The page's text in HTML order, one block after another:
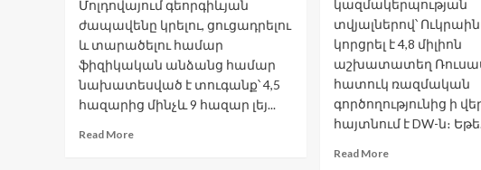
Մոլդովայում գեորգիևյան
ժապավենը կրելու, ցուցադրելու
և տարածելու համար
ֆիզիկական անձանց համար
նախատեսված է տուգանք՝ 4,5
հազարից մինչև 9 հազար լեյ...
Read MoreRead
կազմակերպության
տվյալներով՝
կորցրել է 4,8 միլիոն
աշխատատեղ
հատուկ ռազմական
գործողությունից ի
հայտնում է DW-ն։
Read MoreRead